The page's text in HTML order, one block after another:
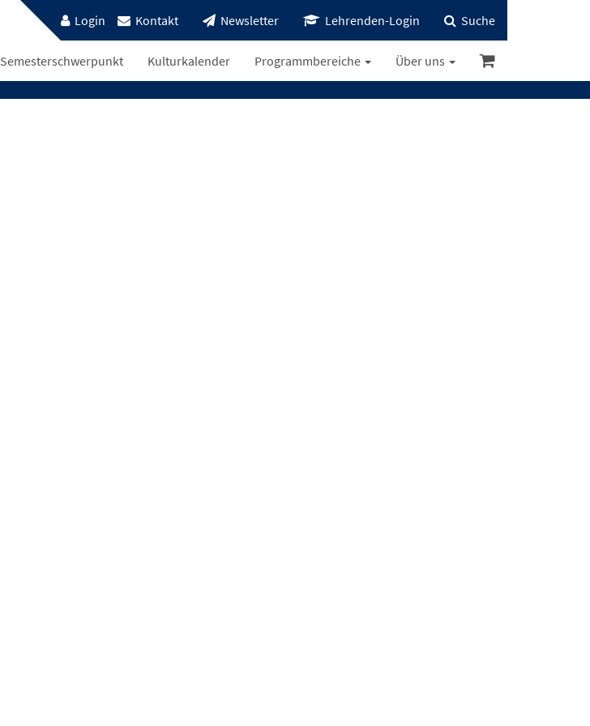
Login Kontakt Newsletter Lehrenden-Login Suche
Semesterschwerpunkt Kulturkalender Programmbereiche Über uns